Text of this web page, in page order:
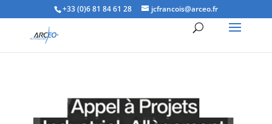
+33 (0)6 81 84 61 28 jcfrancois@arceo.fr